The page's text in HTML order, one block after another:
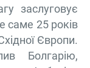
заслуговує
саме 25 років
Європи.
Болгарію,